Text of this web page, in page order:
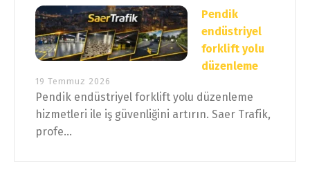
Pendik
endüstriyel
forklift yolu
düzenleme
19 Temmuz 2026
Pendik endüstriyel forklift yolu düzenleme
hizmetleri ile iş güvenliğini artırın. Saer Trafik,
profe...